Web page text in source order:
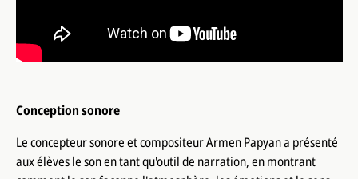
Conception sonore
Le concepteur sonore et compositeur Armen Papyan a présenté
aux élèves le son en tant qu'outil de narration, en montrant